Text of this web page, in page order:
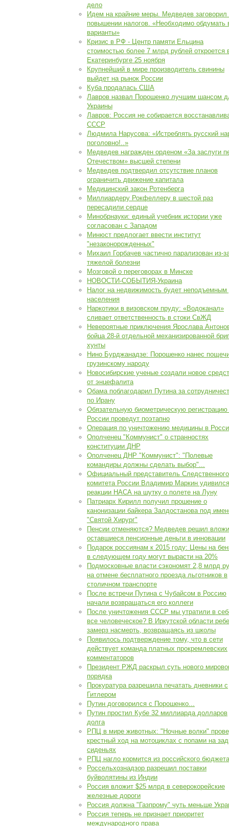
дело
Идем на крайние меры. Медведев заговорил
повышении налогов. «Необходимо обдумать
варианты»
Кризис в РФ - Центр памяти Ельцина
стоимостью более 7 млрд рублей откроется
Екатеринбурге 25 ноября
Крупнейший в мире производитель свинины
выйдет на рынок России
Куба продалась США
Лавров назвал Порошенко лучшим шансом
Украины
Лавров: Россия не собирается
СССР
Людмила Нарусова: «Истреблять русский
поголовно!..»
Медведев награжден орденом «За заслуги
Отечеством» высшей степени
Медведев подтвердил отсутствие планов
ограничить движение капитала
Медицинский закон Ротенберга
Миллиардеру Рокфеллеру в шестой раз
пересадили сердце
Минобрнауки: единый учебник истории уже
согласован с Западом
Минюст предлогает ввести институт
"незаконорожденных"
Михаил Горбачев частично парализован из-
тяжелой болезни
Мозговой о переговорах в Минске
НОВОСТИ-СОБЫТИЯ-Украина
Налог на недвижимость будет неподъемным
населения
Наркотики в визовском пруду: «Водоканал»
сливает ответственность в стоки СвЖД
Невероятные приключения Ярослава
бойца 28-й отдельной механизированной
хунты
Нино Бурджанадзе: Порошенко нанес
грузинскому народу
Новосибирские ученые создали новое
от энцефалита
Обама поблагодарил Путина за
по Ирану
Обязательную биометрическую регистрацию
России проведут поэтапно
Операция по уничтожению медицины в
Ополченец "Коммунист" о странностях
конституции ДНР
Ополченец ДНР "Коммунист": "Полевые
командиры должны сделать выбор"...
Официальный представитель Следственного
комитета России Владимир Маркин удивился
реакции НАСА на шутку о полете на Луну
Патриарх Кирилл получил прошение о
канонизации байкера Залдостанова под
"Святой Хирург"
Пенсии отменяются? Медведев решил
оставшиеся пенсионные деньги в инновации
Подарок россиянам к 2015 году: Цены на
в следующем году могут вырасти на 20%
Подмосковные власти сэкономят 2,8 млрд
на отмене бесплатного проезда льготников в
столичном транспорте
После встречи Путина с Чубайсом в Россию
начали возвращаться его коллеги
После уничтожения СССР мы утратили в
все человеческое? В Иркутской области
замерз насмерть, возвращаясь из школы
Появилось подтверждение тому, что в сети
действует команда платных прокремлевских
комментаторов
Президент РЖД раскрыл суть нового
порядка
Прокуратура разрешила печатать дневники с
Гитлером
Путин договорился с Порошенко...
Путин простил Кубе 32 миллиарда долларов
долга
РПЦ в мире животных: "Ночные волки"
крестный ход на мотоциклах с попами на
сиденьях
РПЦ нагло кормится из российского
Россельхознадзор разрешил поставки
буйволятины из Индии
Россия вложит $25 млрд в северокорейские
железные дороги
Россия должна "Газпрому" чуть меньше
Россия теперь не признает приоритет
международного права